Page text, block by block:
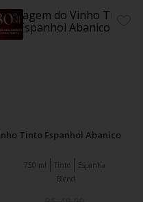
Tinto Espanhol Abanico
Tinto Espanha
750 ml
Blend